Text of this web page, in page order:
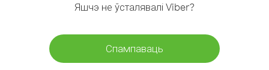
Яшчэ не ўсталявалі Viber?
Спампаваць